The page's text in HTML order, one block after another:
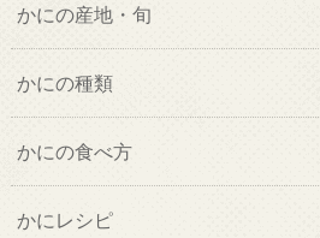
かにの産地・旬
かにの種類
かにの食べ方
かにレシピ